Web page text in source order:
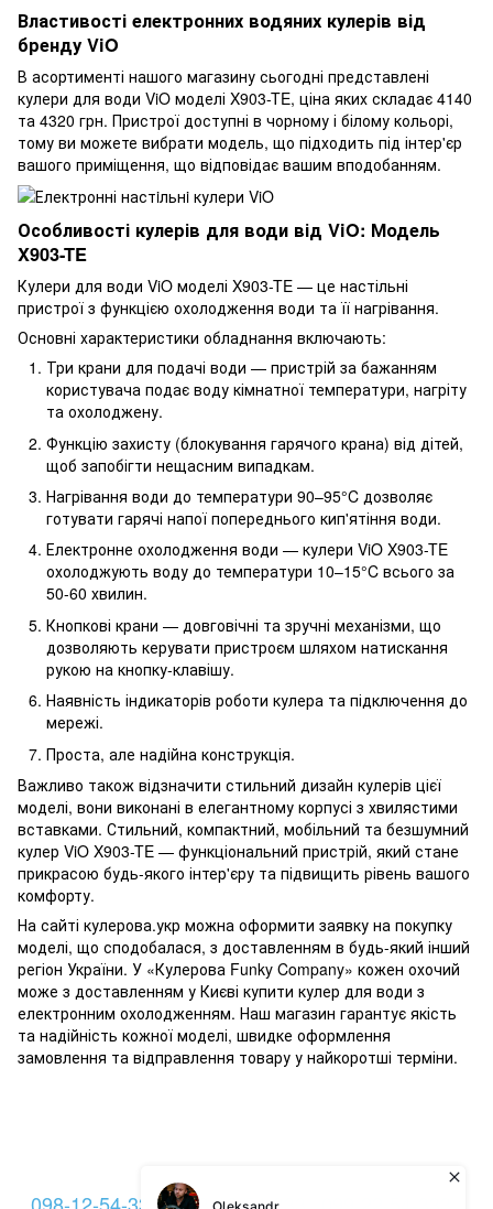
Властивості електронних водяних кулерів від
бренду ViO
В асортименті нашого магазину сьогодні представлені
кулери для води ViO моделі X903-TE, ціна яких складає 4140
та 4320 грн. Пристрої доступні в чорному і білому кольорі,
тому ви можете вибрати модель, що підходить під інтер'єр
вашого приміщення, що відповідає вашим вподобанням.
Особливості кулерів для води від ViO: Модель
X903-TE
Кулери для води ViO моделі X903-TE — це настільні
пристрої з функцією охолодження води та її нагрівання.
Основні характеристики обладнання включають:
Три крани для подачі води — пристрій за бажанням
користувача подає воду кімнатної температури, нагріту
та охолоджену.
Функцію захисту (блокування гарячого крана) від дітей,
щоб запобігти нещасним випадкам.
Нагрівання води до температури 90–95°C дозволяє
готувати гарячі напої попереднього кип'ятіння води.
Електронне охолодження води — кулери ViO X903-TE
охолоджують воду до температури 10–15°C всього за
50-60 хвилин.
Кнопкові крани — довговічні та зручні механізми, що
дозволяють керувати пристроєм шляхом натискання
рукою на кнопку-клавішу.
Наявність індикаторів роботи кулера та підключення до
мережі.
Проста, але надійна конструкція.
Важливо також відзначити стильний дизайн кулерів цієї
моделі, вони виконані в елегантному корпусі з хвилястими
вставками. Стильний, компактний, мобільний та безшумний
кулер ViO X903-TE — функціональний пристрій, який стане
прикрасою будь-якого інтер'єру та підвищить рівень вашого
комфорту.
На сайті кулерова.укр можна оформити заявку на покупку
моделі, що сподобалася, з доставленням в будь-який інший
регіон України. У «Кулерова Funky Company» кожен охочий
може з доставленням у Києві купити кулер для води з
електронним охолодженням. Наш магазин гарантує якість
та надійність кожної моделі, швидке оформлення
замовлення та відправлення товару у найкоротші терміни.